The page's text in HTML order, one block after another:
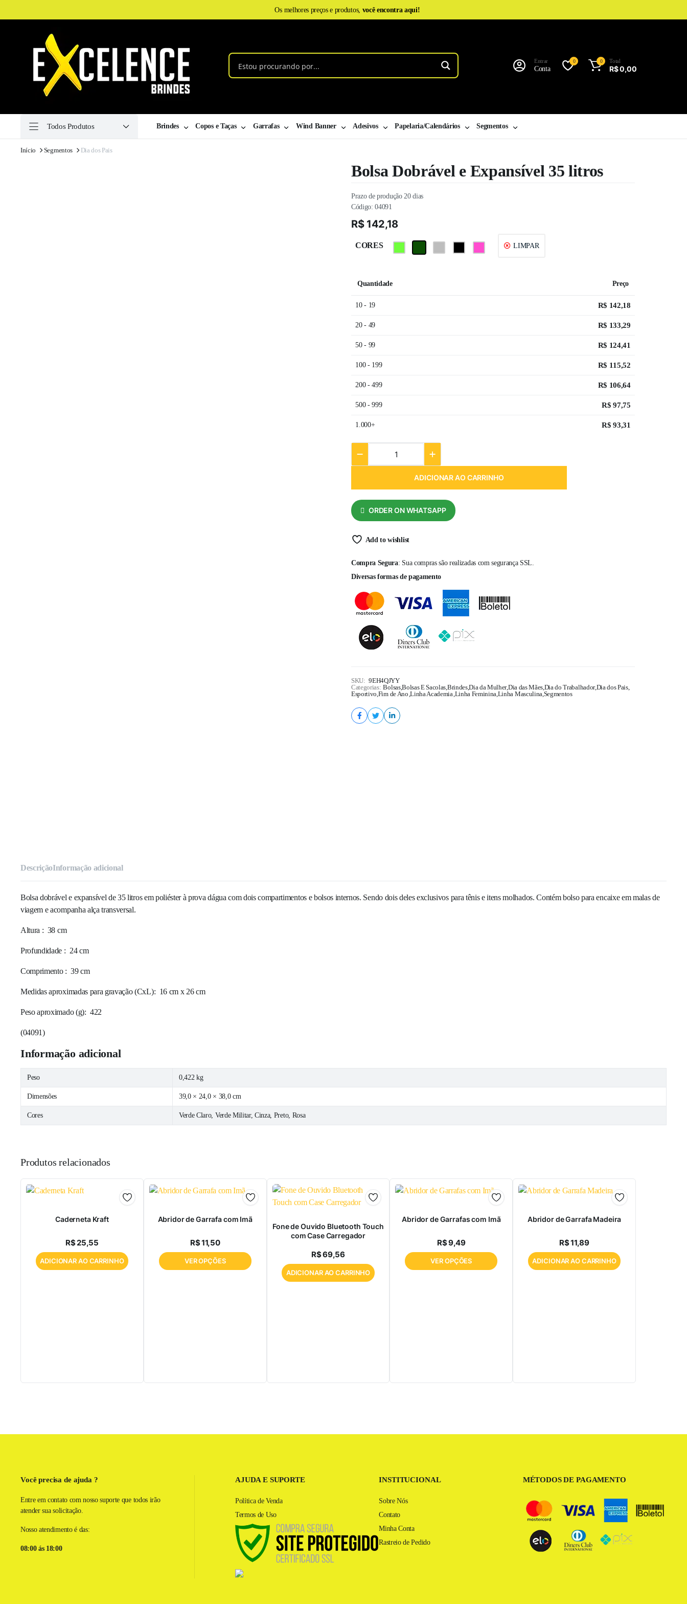
Os melhores preços e produtos, você encontra aqui!
Entrar
Conta
0 0 Total
R$0,00
Todos Produtos Brindes Copos e Taças Garrafas Wind Banner Adesivos Papelaria/Calendários Segmentos
Início Segmentos Dia dos Pais
Bolsa Dobrável e Expansível 35 litros
Prazo de produção 20 dias
Código:04091
R$142,18
CORES LIMPAR
Quantidade Preço
10 - 19 R$ 142,18
20 - 49 R$ 133,29
50 - 99 R$ 124,41
100 - 199 R$ 115,52
200 - 499 R$ 106,64
500 - 999 R$ 97,75
1.000+ R$ 93,31
ADICIONAR AO CARRINHO
ORDER ON WHATSAPP
Add to wishlist
Compra Segura: Sua compras são realizadas com segurança SSL.
Diversas formas de pagamento
SKU: 9EH4QJYY
Categorias: Bolsas,Bolsas E Sacolas,Brindes,Dia da Mulher,Dia das Mães,Dia do Trabalhador,Dia dos Pais,
Esportivo,Fim de Ano,Linha Academia,Linha Feminina,Linha Masculina,Segmentos
DescriçãoInformação adicional
Bolsa dobrável e expansível de 35 litros em poliéster à prova dágua com dois compartimentos e bolsos internos. Sendo dois deles exclusivos para tênis e itens molhados. Contém bolso para encaixe em malas de
viagem e acompanha alça transversal.
Altura : 38 cm
Profundidade : 24 cm
Comprimento: 39 cm
Medidas aproximadas para gravação(CxL): 16 cm x 26 cm
Peso aproximado(g): 422
(04091)
Informação adicional
Peso 0,422 kg
Dimensões 39,0 × 24,0 × 38,0 cm
Cores Verde Claro, Verde Militar, Cinza, Preto, Rosa
Produtos relacionados
Caderneta Kraft
R$25,55
ADICIONAR AO CARRINHO
Abridor de Garrafa com Imã
R$11,50
VER OPÇÕES
Fone de Ouvido Bluetooth Touch
com Case Carregador
R$69,56
ADICIONAR AO CARRINHO
Abridor de Garrafas com Imã
R$9,49
VER OPÇÕES
Abridor de Garrafa Madeira
R$11,89
ADICIONAR AO CARRINHO
Você precisa de ajuda ?
Entre em contato com nosso suporte que todos irão
atender sua solicitação.
Nosso atendimento é das:
08:00 ás 18:00
AJUDA E SUPORTE
Política de Venda
Termos de Uso
INSTITUCIONAL
Sobre Nós
Contato
Minha Conta
Rastreio de Pedido
MÉTODOS DE PAGAMENTO